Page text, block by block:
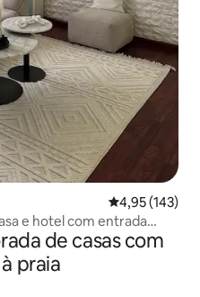
4,95 de uma
4,95 (143)
e hotel com entrada
de casas com
praia